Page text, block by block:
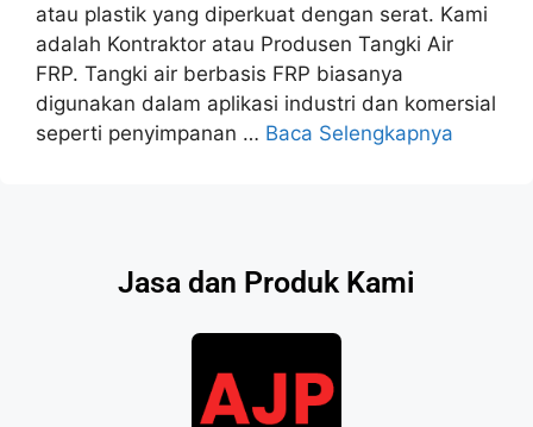
atau plastik yang diperkuat dengan serat. Kami
adalah Kontraktor atau Produsen Tangki Air
FRP. Tangki air berbasis FRP biasanya
digunakan dalam aplikasi industri dan komersial
seperti penyimpanan … Baca Selengkapnya
Jasa dan Produk Kami